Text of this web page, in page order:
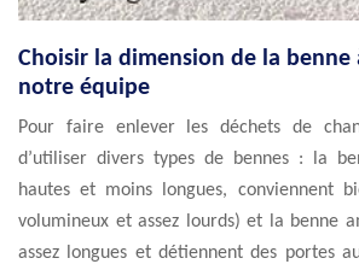
Choisir la dimension de la benne
notre équipe
Pour faire enlever les déchets de
d’utiliser divers types de bennes : la
hautes et moins longues, conviennent
volumineux et assez lourds) et la benne
assez longues et détiennent des portes